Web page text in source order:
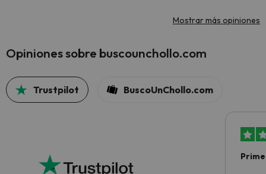
Mostrar más opiniones
Opiniones sobre buscounchollo.com
Trustpilot BuscoUnChollo.com